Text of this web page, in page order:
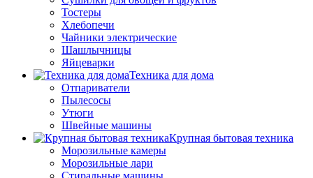
Тостеры
Хлебопечи
Чайники электрические
Шашлычницы
Яйцеварки
Техника для дома
Отпариватели
Пылесосы
Утюги
Швейные машины
Крупная бытовая техника
Морозильные камеры
Морозильные лари
Стиральные машины